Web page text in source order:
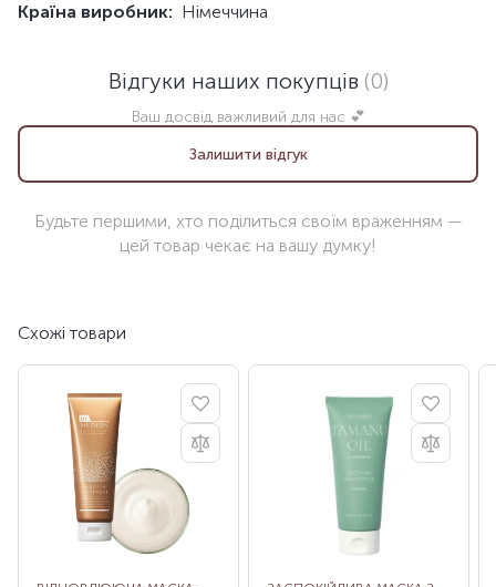
Країна виробник: Німеччина
Відгуки наших покупців (0)
Ваш досвід важливий для нас 💕
Залишити відгук
Будьте першими, хто поділиться своїм враженням —
цей товар чекає на вашу думку!
Схожі товари